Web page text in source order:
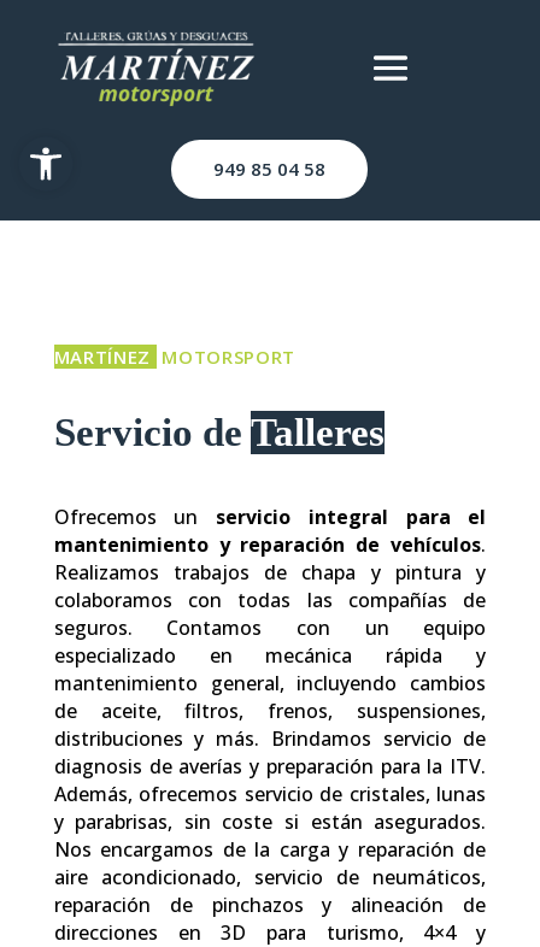
Abrir barra de herramientas
949 85 04 58
MARTÍNEZ MOTORSPORT
Servicio de Talleres
Ofrecemos un servicio integral para el
mantenimiento y reparación de vehículos.
Realizamos trabajos de chapa y pintura y
colaboramos con todas las compañías de
seguros. Contamos con un equipo
especializado en mecánica rápida y
mantenimiento general, incluyendo cambios
de aceite, filtros, frenos, suspensiones,
distribuciones y más. Brindamos servicio de
diagnosis de averías y preparación para la ITV.
Además, ofrecemos servicio de cristales, lunas
y parabrisas, sin coste si están asegurados.
Nos encargamos de la carga y reparación de
aire acondicionado, servicio de neumáticos,
reparación de pinchazos y alineación de
direcciones en 3D para turismo, 4×4 y